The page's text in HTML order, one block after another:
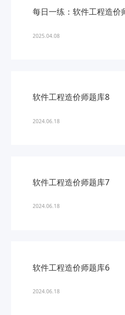
每日一练：软件工程造价
2025.04.08
软件工程造价师题库8
2024.06.18
软件工程造价师题库7
2024.06.18
软件工程造价师题库6
2024.06.18